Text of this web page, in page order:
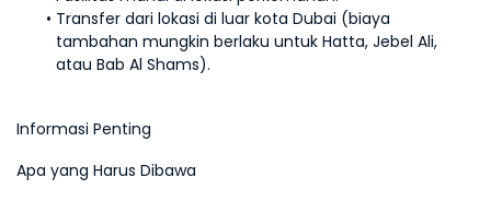
Transfer dari lokasi di luar kota Dubai (biaya
tambahan mungkin berlaku untuk Hatta, Jebel Ali,
atau Bab Al Shams).
Informasi Penting
Apa yang Harus Dibawa